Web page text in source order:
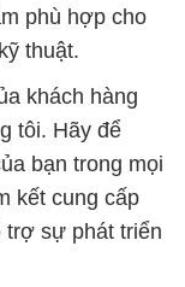
phù hợp cho
thuật.
khách hàng
tôi. Hãy để
bạn trong mọi
kết cung cấp
trợ sự phát triển